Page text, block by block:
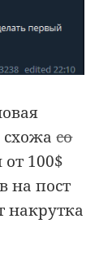
схожасо
100$
на пост
накрутка